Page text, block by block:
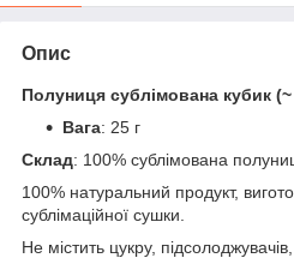
Опис
Полуниця сублімована кубик
Вага: 25 г
Склад: 100% сублімована
100% натуральний продукт,
сублімаційної сушки.
Не містить цукру,